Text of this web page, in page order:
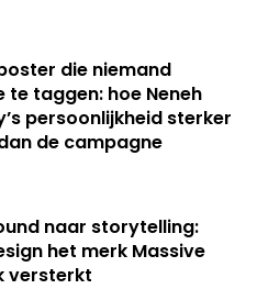
die niemand
te taggen: hoe Neneh
persoonlijkheid sterker
de campagne
naar storytelling:
het merk Massive
versterkt